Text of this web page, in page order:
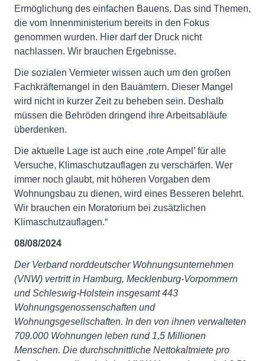
Ermöglichung des einfachen Bauens. Das sind Themen,
die vom Innenministerium bereits in den Fokus
genommen wurden. Hier darf der Druck nicht
nachlassen. Wir brauchen Ergebnisse.
Die sozialen Vermieter wissen auch um den großen
Fachkräftemangel in den Bauämtern. Dieser Mangel
wird nicht in kurzer Zeit zu beheben sein. Deshalb
müssen die Behröden dringend ihre Arbeitsabläufe
überdenken.
Die aktuelle Lage ist auch eine ‚rote Ampel’ für alle
Versuche, Klimaschutzauflagen zu verschärfen. Wer
immer noch glaubt, mit höheren Vorgaben dem
Wohnungsbau zu dienen, wird eines Besseren belehrt.
Wir brauchen ein Moratorium bei zusätzlichen
Klimaschutzauflagen.“
08/08/2024
Der Verband norddeutscher Wohnungsunternehmen
(VNW) vertritt in Hamburg, Mecklenburg-Vorpommern
und Schleswig-Holstein insgesamt 443
Wohnungsgenossenschaften und
Wohnungsgesellschaften. In den von ihnen verwalteten
709.000 Wohnungen leben rund 1,5 Millionen
Menschen. Die durchschnittliche Nettokaltmiete pro